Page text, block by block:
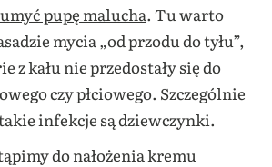
pupę malucha. Tu warto
mycia „od przodu do tyłu”,
z kału nie przedostały się do
czy płciowego. Szczególnie
infekcje są dziewczynki.
do nałożenia kremu